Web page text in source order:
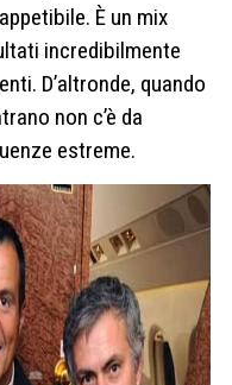
È un mix
incredibilmente
D’altronde, quando
non c’è da
estreme.